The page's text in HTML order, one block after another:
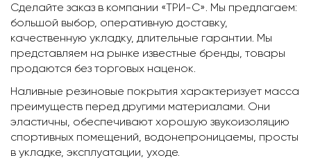
Сделайте заказ в компании «ТРИ-С». Мы предлагаем:
большой выбор, оперативную доставку,
качественную укладку, длительные гарантии. Мы
представляем на рынке известные бренды, товары
продаются без торговых наценок.
Наливные резиновые покрытия характеризует масса
преимуществ перед другими материалами. Они
эластичны, обеспечивают хорошую звукоизоляцию
спортивных помещений, водонепроницаемы, просты
в укладке, эксплуатации, уходе.